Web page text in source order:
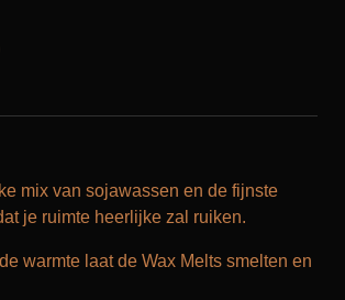
mix van sojawassen en de fijnste
je ruimte heerlijke zal ruiken.
warmte laat de Wax Melts smelten en